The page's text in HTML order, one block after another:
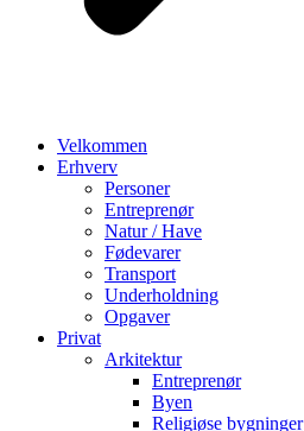
Velkommen
Erhverv
Personer
Entreprenør
Natur / Have
Fødevarer
Transport
Underholdning
Opgaver
Privat
Arkitektur
Entreprenør
Byen
Religiøse bygninger